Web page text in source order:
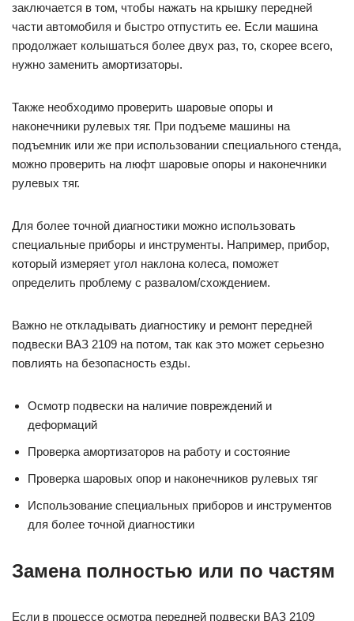
заключается в том, чтобы нажать на крышку передней
части автомобиля и быстро отпустить ее. Если машина
продолжает колышаться более двух раз, то, скорее всего,
нужно заменить амортизаторы.
Также необходимо проверить шаровые опоры и
наконечники рулевых тяг. При подъеме машины на
подъемник или же при использовании специального стенда,
можно проверить на люфт шаровые опоры и наконечники
рулевых тяг.
Для более точной диагностики можно использовать
специальные приборы и инструменты. Например, прибор,
который измеряет угол наклона колеса, поможет
определить проблему с развалом/схождением.
Важно не откладывать диагностику и ремонт передней
подвески ВАЗ 2109 на потом, так как это может серьезно
повлиять на безопасность езды.
Осмотр подвески на наличие повреждений и
деформаций
Проверка амортизаторов на работу и состояние
Проверка шаровых опор и наконечников рулевых тяг
Использование специальных приборов и инструментов
для более точной диагностики
Замена полностью или по частям
Если в процессе осмотра передней подвески ВАЗ 2109